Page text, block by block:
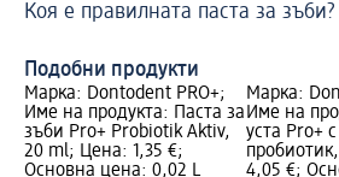
Коя е правилната паста за зъби?
Подобни продукти
Марка: Dontodent PRO+;
Име на продукта: Паста за
зъби Pro+ Probiotik Aktiv,
20 ml; Цена: 1,35 €;
Основна цена: 0,02 L
Марка:
Име на
уста Pro+
4,05 €;